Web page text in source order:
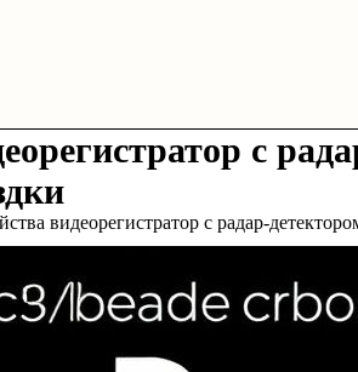
с
видеорегистратор с радар-